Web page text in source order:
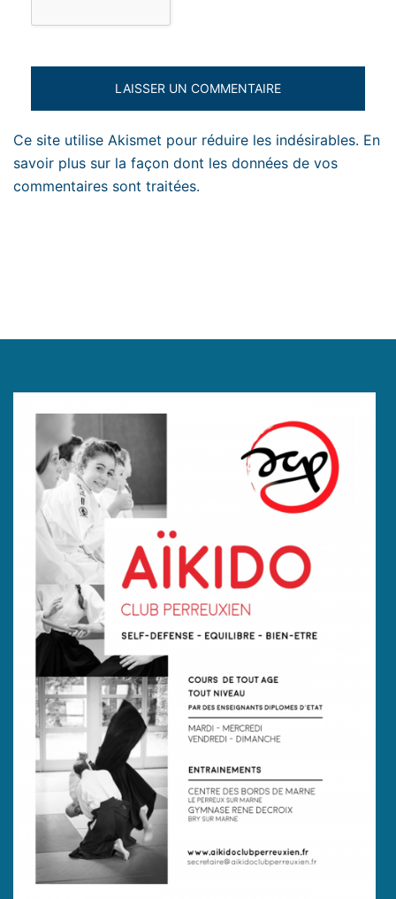
Ce site utilise Akismet pour réduire les indésirables. En
savoir plus sur la façon dont les données de vos
commentaires sont traitées.